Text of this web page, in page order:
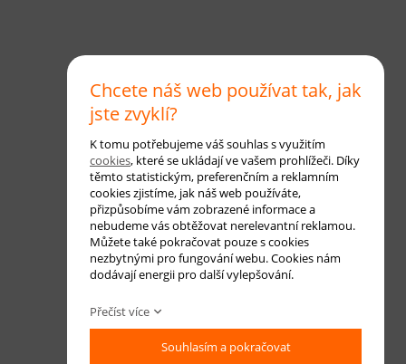
Chcete náš web používat tak, jak
jste zvyklí?
K tomu potřebujeme váš souhlas s využitím
cookies, které se ukládají ve vašem prohlížeči. Díky
těmto statistickým, preferenčním a reklamním
cookies zjistíme, jak náš web používáte,
přizpůsobíme vám zobrazené informace a
nebudeme vás obtěžovat nerelevantní reklamou.
Můžete také pokračovat pouze s cookies
nezbytnými pro fungování webu. Cookies nám
dodávají energii pro další vylepšování.
Přečíst více
Souhlasím a pokračovat